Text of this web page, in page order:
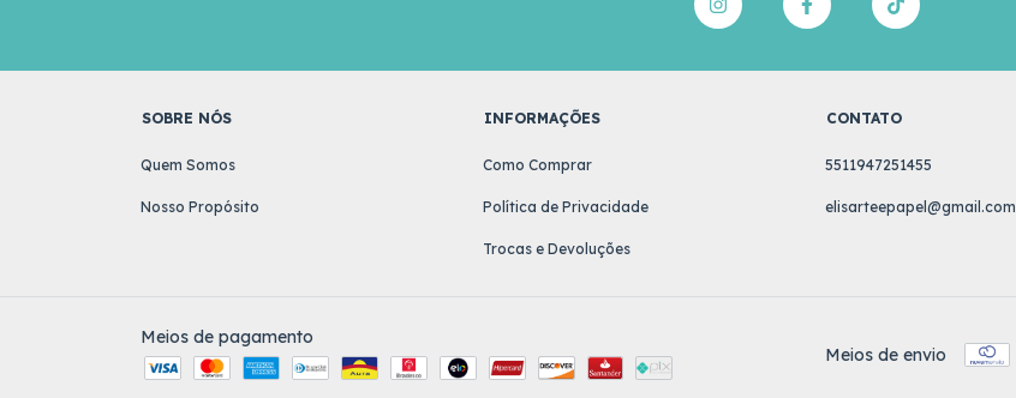
SOBRE NÓS
Quem Somos
Nosso Propósito
INFORMAÇÕES
Como Comprar
Política de Privacidade
Trocas e Devoluções
CONTATO
5511947251455
elisarteepapel@gmail.com
Meios de pagamento
Meios de envio